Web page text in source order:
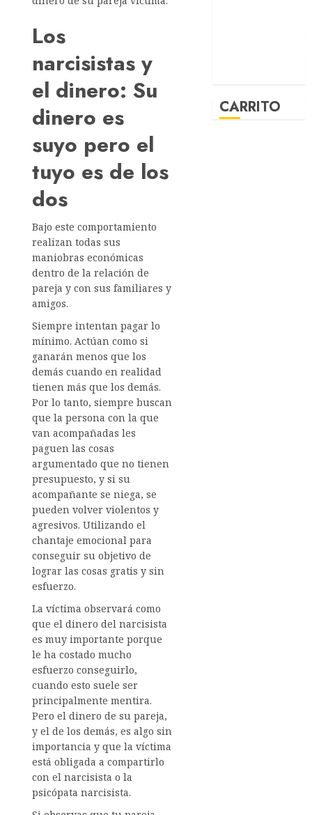
Los
narcisistas y
el dinero: Su
dinero es
suyo pero el
tuyo es de los
dos
Bajo este comportamiento
realizan todas sus
maniobras económicas
dentro de la relación de
pareja y con sus familiares y
amigos.
Siempre intentan pagar lo
mínimo. Actúan como si
ganarán menos que los
demás cuando en realidad
tienen más que los demás.
Por lo tanto, siempre buscan
que la persona con la que
van acompañadas les
paguen las cosas
argumentado que no tienen
presupuesto, y si su
acompañante se niega, se
pueden volver violentos y
agresivos. Utilizando el
chantaje emocional para
conseguir su objetivo de
lograr las cosas gratis y sin
esfuerzo.
La víctima observará como
que el dinero del narcisista
es muy importante porque
le ha costado mucho
esfuerzo conseguirlo,
cuando esto suele ser
principalmente mentira.
Pero el dinero de su pareja,
y el de los demás, es algo sin
importancia y que la víctima
está obligada a compartirlo
con el narcisista o la
psicópata narcisista.
CARRITO